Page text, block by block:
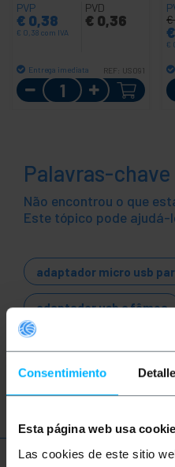
Consentimiento
Esta página web usa
Las cookies de este sitio
PVP
€ 0,38
€ 0,38 com IVA
PVD
€0,36
Entrega imediata REF: US091
Quantidade
€
€
€
Palavras-chave
Não encontrou o que
Este tópico pode ajudá-
adaptador micro usb
adaptador usb c fêmea
USB 1.1 USB 2.0